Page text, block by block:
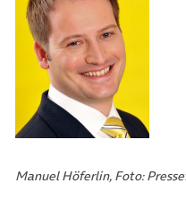
Manuel Höferlin, Foto: